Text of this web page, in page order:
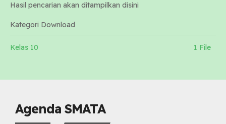
Hasil pencarian akan ditampilkan disini
Kategori Download
Kelas 10 1 File
Agenda SMATA